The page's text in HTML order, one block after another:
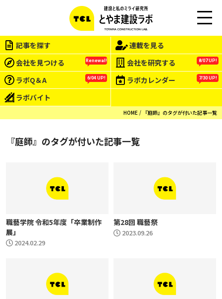
EN
記事を探す
連載を見る
会社を見つける
Renewal! 会社を研究する 8/07 UP!
ラボQ＆A 6/04 UP! ラボカレンダー 7/30 UP!
ラボバイト
HOME 『庭師』のタグが付いた記事一覧
『庭師』のタグが付いた記事一覧
職藝学院 令和5年度「卒業制作
展」
2024.02.29
第28回 職藝祭
2023.09.26